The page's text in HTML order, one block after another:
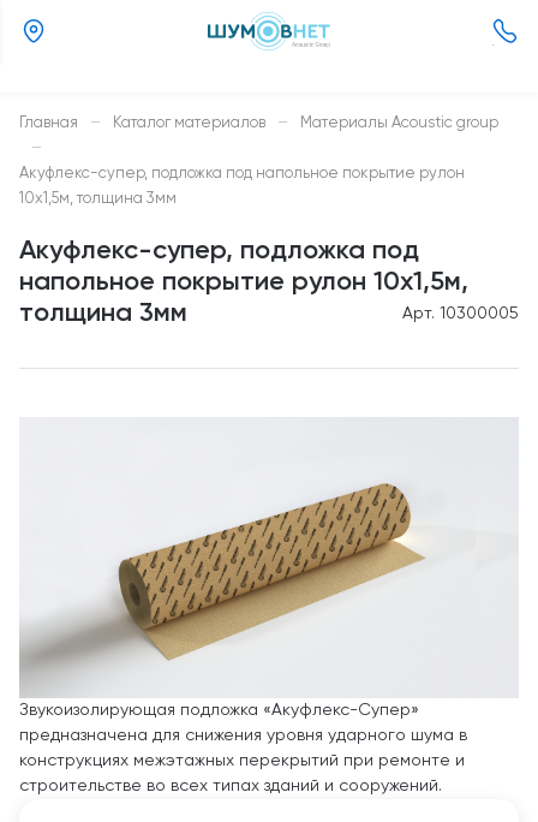
37
Главная — Каталог материалов — Материалы Acoustic group
—
Акуфлекс-супер, подложка под напольное покрытие рулон
10х1,5м, толщина 3мм
Акуфлекс-супер, подложка под
напольное покрытие рулон 10х1,5м,
толщина 3мм
Арт. 10300005
Звукоизолирующая подложка «Акуфлекс-Супер»
предназначена для снижения уровня ударного шума в
конструкциях межэтажных перекрытий при ремонте и
строительстве во всех типах зданий и сооружений.